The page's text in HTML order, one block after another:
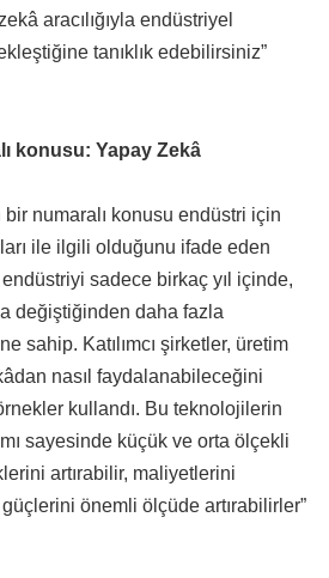
aracılığıyla endüstriyel
tanıklık edebilirsiniz”
konusu: Yapay Zekâ
bir numaralı konusu endüstri için
ile ilgili olduğunu ifade eden
sadece birkaç yıl içinde,
değiştiğinden daha fazla
sahip. Katılımcı şirketler, üretim
nasıl faydalanabileceğini
kullandı. Bu teknolojilerin
sayesinde küçük ve orta ölçekli
artırabilir, maliyetlerini
önemli ölçüde artırabilirler”